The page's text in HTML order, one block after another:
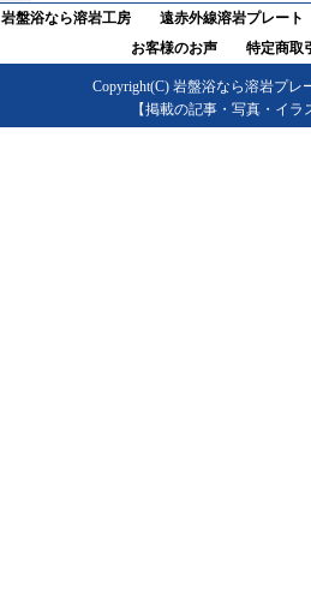
岩盤浴なら溶岩工房
遠赤外線溶岩プレート
お客様のお声
特定商取
Copyright(C) 岩盤浴なら溶岩プレ
【掲載の記事・写真・イ